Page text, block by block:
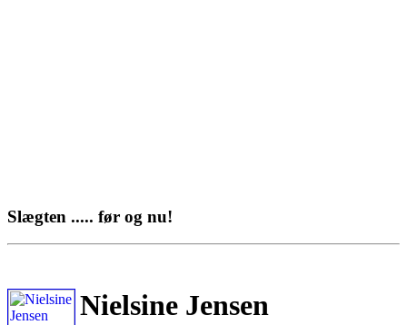
Slægten ..... før og nu!
Nielsine Jensen